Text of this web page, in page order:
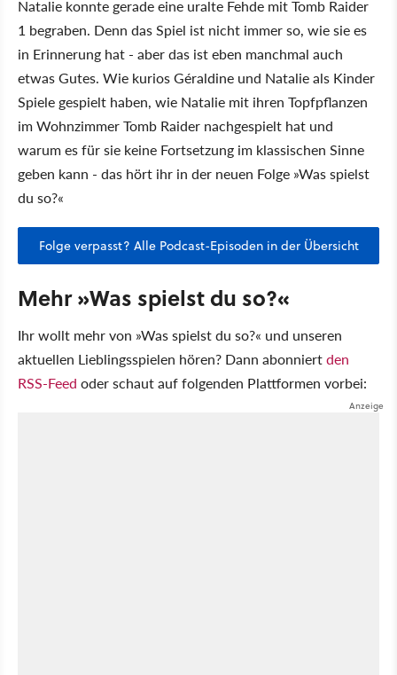
Natalie konnte gerade eine uralte Fehde mit Tomb Raider
1 begraben. Denn das Spiel ist nicht immer so, wie sie es
in Erinnerung hat - aber das ist eben manchmal auch
etwas Gutes. Wie kurios Géraldine und Natalie als Kinder
Spiele gespielt haben, wie Natalie mit ihren Topfpflanzen
im Wohnzimmer Tomb Raider nachgespielt hat und
warum es für sie keine Fortsetzung im klassischen Sinne
geben kann - das hört ihr in der neuen Folge »Was spielst
du so?«
Folge verpasst? Alle Podcast-Episoden in der Übersicht
Mehr »Was spielst du so?«
Ihr wollt mehr von »Was spielst du so?« und unseren
aktuellen Lieblingsspielen hören? Dann abonniertden
RSS-Feed oder schaut auf folgenden Plattformen vorbei: